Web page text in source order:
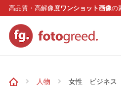
高品質・高解像度ワンショット画像の
人物 女性 ビジネ